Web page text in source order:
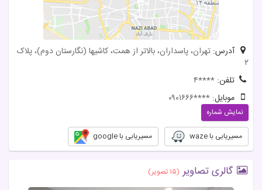
آدرس: تهران، پاسداران، بالاتر از همت، کاشیها (نگارستان دوم)، پلاک
۲
تلفن: ۴****
موبایل: ۰۹۰۱۶۶۶****
نمایش شماره
مسیریابی با waze مسیریابی با google
گالری تصاویر (۱۵ تصویر)